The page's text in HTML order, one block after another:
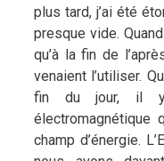
plus tard, j’ai été
presque vide.
qu’à la fin de
venaient l’utiliser.
fin du jour, il y
électromagnétique
champ d’énergie.